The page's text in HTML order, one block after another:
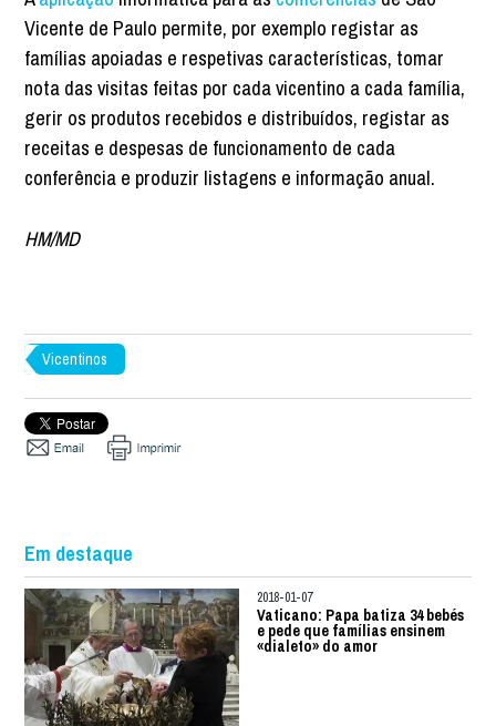
Vicente de Paulo permite, por exemplo registar as
famílias apoiadas e respetivas características, tomar
nota das visitas feitas por cada vicentino a cada família,
gerir os produtos recebidos e distribuídos, registar as
receitas e despesas de funcionamento de cada
conferência e produzir listagens e informação anual.
HM/MD
Vicentinos
Em destaque
2018-01-07
Vaticano: Papa batiza 34 bebés
e pede que famílias ensinem
«dialeto» do amor